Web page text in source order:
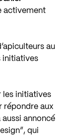
activement
au
initiatives
les initiatives
répondre aux
annoncé
qui